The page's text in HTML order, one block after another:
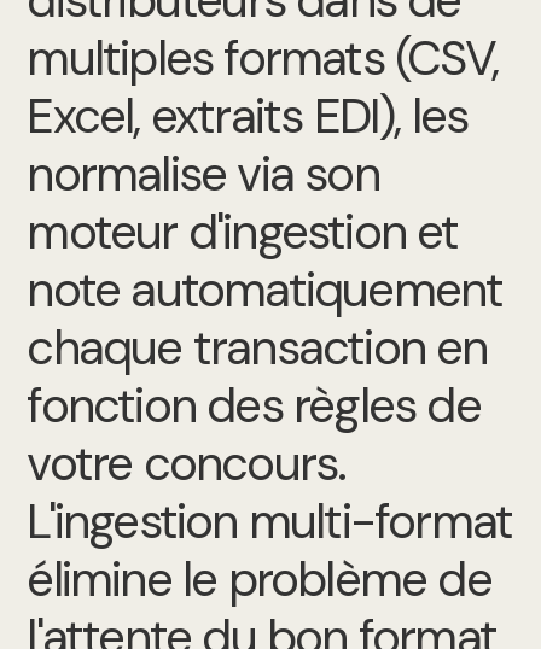
multiples formats (CSV,
Excel, extraits EDI), les
normalise via son
moteur d'ingestion et
note automatiquement
chaque transaction en
fonction des règles de
votre concours.
L'ingestion multi-format
élimine le problème de